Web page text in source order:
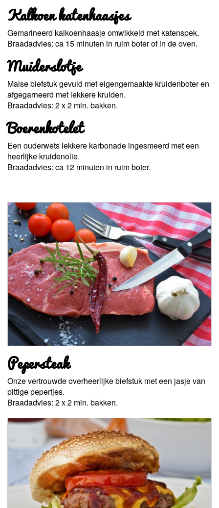
Kalkoen katenhaasjes
Gemarineerd kalkoenhaasje omwikkeld met katenspek.
Braadadvies: ca 15 minuten in ruim boter of in de oven.
Muiderslotje
Malse biefstuk gevuld met eigengemaakte kruidenboter en
afgegarneerd met lekkere kruiden.
Braadadvies: 2 x 2 min. bakken.
Boerenkotelet
Een ouderwets lekkere karbonade ingesmeerd met een
heerlijke kruidenolie.
Braadadvies: ca 12 minuten in ruim boter.
Pepersteak
Onze vertrouwde overheerlijke biefstuk met een jasje van
pittige pepertjes.
Braadadvies: 2 x 2 min. bakken.